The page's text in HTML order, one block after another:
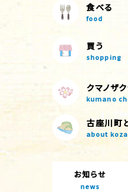
食べる
food
買う
shopping
クマノザ
kumano
古座川町
about
お知らせ
news